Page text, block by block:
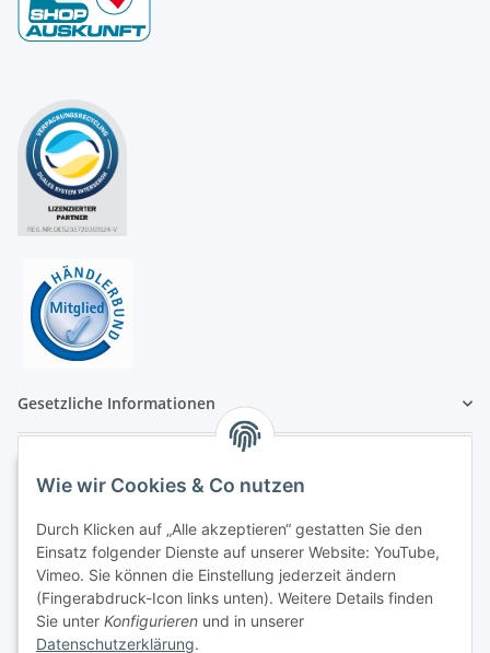
Gesetzliche Informationen
Wie wir Cookies & Co nutzen
Durch Klicken auf „Alle akzeptieren“ gestatten Sie den
Einsatz folgender Dienste auf unserer Website: YouTube,
Vimeo. Sie können die Einstellung jederzeit ändern
(Fingerabdruck-Icon links unten). Weitere Details finden
Sie unter Konfigurieren und in unserer
Datenschutzerklärung.